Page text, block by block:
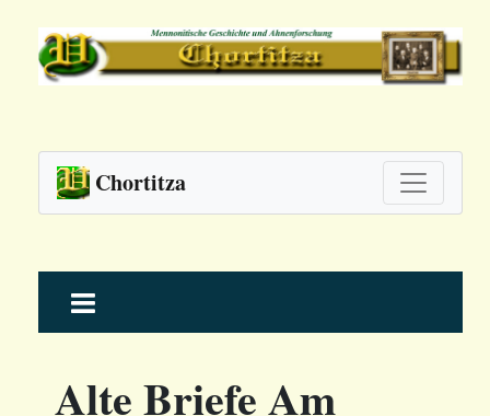
Chortitza
to
Alte Briefe Am